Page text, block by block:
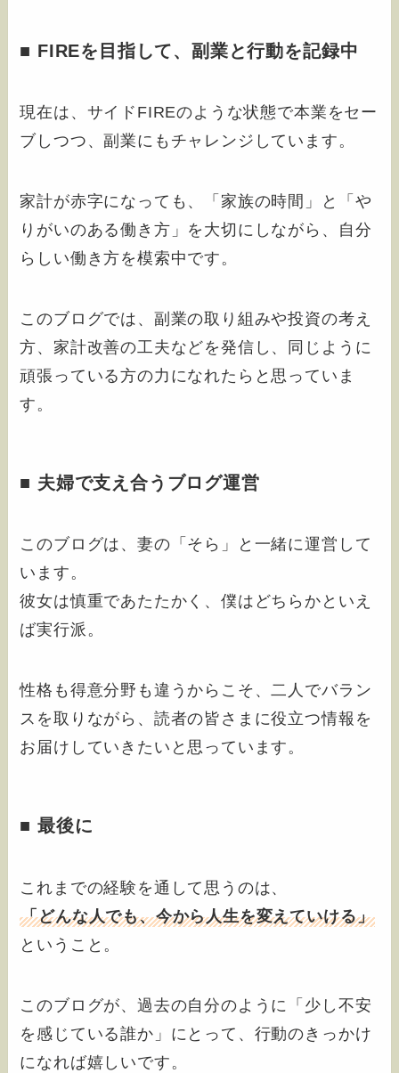
■ FIREを目指して、副業と行動を記録中
現在は、サイドFIREのような状態で本業をセー
ブしつつ、副業にもチャレンジしています。
家計が赤字になっても、「家族の時間」と「や
りがいのある働き方」を大切にしながら、自分
らしい働き方を模索中です。
このブログでは、副業の取り組みや投資の考え
方、家計改善の工夫などを発信し、同じように
頑張っている方の力になれたらと思っていま
す。
■ 夫婦で支え合うブログ運営
このブログは、妻の「そら」と一緒に運営して
います。
彼女は慎重であたたかく、僕はどちらかといえ
ば実行派。
性格も得意分野も違うからこそ、二人でバラン
スを取りながら、読者の皆さまに役立つ情報を
お届けしていきたいと思っています。
■ 最後に
これまでの経験を通して思うのは、
「どんな人でも、今から人生を変えていける」
ということ。
このブログが、過去の自分のように「少し不安
を感じている誰か」にとって、行動のきっかけ
になれば嬉しいです。